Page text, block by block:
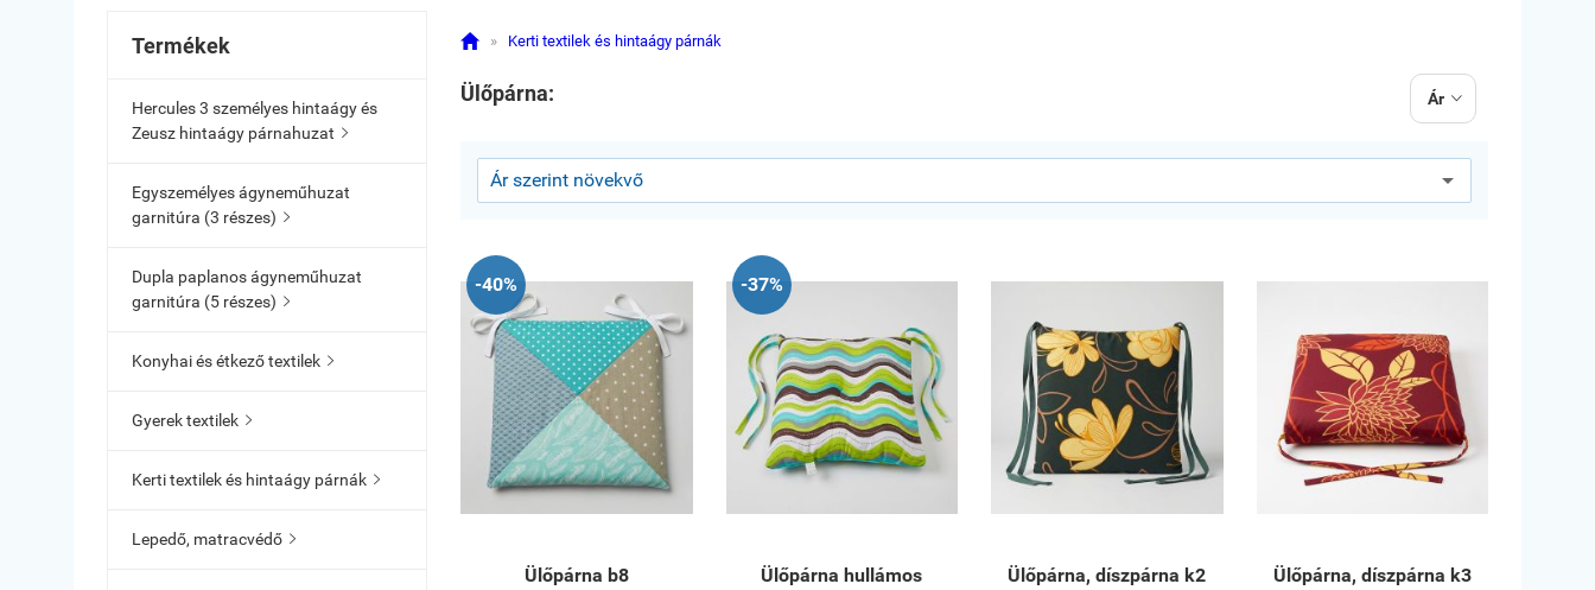
Termékek
Hercules 3 személyes hintaágy és
Zeusz hintaágy párnahuzat 
Egyszemélyes ágyneműhuzat
garnitúra (3 részes) 
Dupla paplanos ágyneműhuzat
garnitúra (5 részes) 
Konyhai és étkező textilek 
Gyerek textilek 
Kerti textilek és hintaágy párnák 
Lepedő, matracvédő 
 » Kerti textilek és hintaágy párnák
Ülőpárna: Ár 
-40%
Ülőpárna b8
-37%
Ülőpárna hullámos
Ülőpárna, díszpárna k2
Ülőpárna, díszpárna k3